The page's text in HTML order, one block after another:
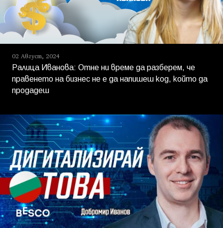
02 Август, 2024
Ралица Иванова: Отне ни време да разберем, че
правенето на бизнес не е да напишеш код, който да
продадеш